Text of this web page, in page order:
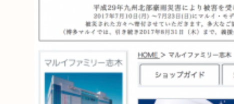
子育て
暮らし
おすすめ
スポット
学び・教育
「場」